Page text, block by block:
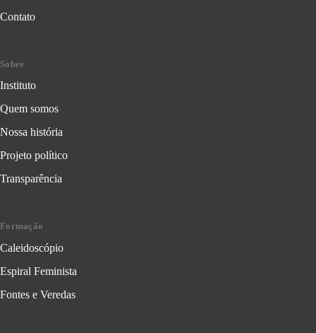
Contato
Sobre
Instituto
Quem somos
Nossa história
Projeto político
Transparência
Formação
Caleidoscópio
Espiral Feminista
Fontes e Veredas